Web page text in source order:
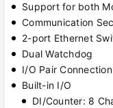
Support for both
Communication
2-port Ethernet
Dual Watchdog
I/O Pair Connection
Built-in I/O
DI/Counter: 8